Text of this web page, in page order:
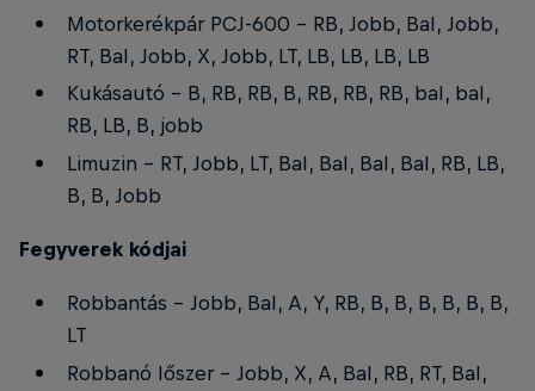
Motorkerékpár PCJ-600 - RB, Jobb, Bal, Jobb,
RT, Bal, Jobb, X, Jobb, LT, LB, LB, LB, LB
Kukásautó - B, RB, RB, B, RB, RB, RB, bal, bal,
RB, LB, B, jobb
Limuzin - RT, Jobb, LT, Bal, Bal, Bal, Bal, RB, LB,
B, B, Jobb
Fegyverek kódjai
Robbantás - Jobb, Bal, A, Y, RB, B, B, B, B, B, B,
LT
Robbanó lőszer - Jobb, X, A, Bal, RB, RT, Bal,